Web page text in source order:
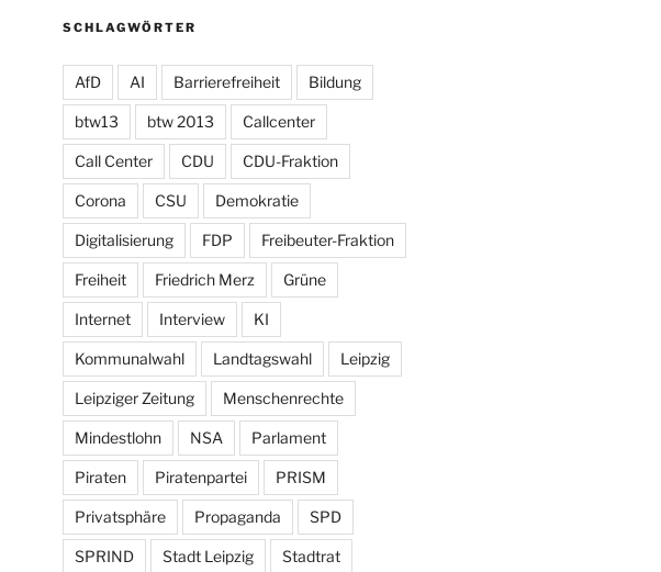
SCHLAGWÖRTER
AfD AI Barrierefreiheit Bildung
btw13 btw 2013 Callcenter
Call Center CDU CDU-Fraktion
Corona CSU Demokratie
Digitalisierung FDP Freibeuter-Fraktion
Freiheit Friedrich Merz Grüne
Internet Interview KI
Kommunalwahl Landtagswahl Leipzig
Leipziger Zeitung Menschenrechte
Mindestlohn NSA Parlament
Piraten Piratenpartei PRISM
Privatsphäre Propaganda SPD
SPRIND Stadt Leipzig Stadtrat